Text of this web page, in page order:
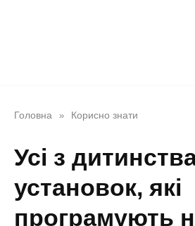
Головна » Корисно знати
Усі з
установок, які
програмують